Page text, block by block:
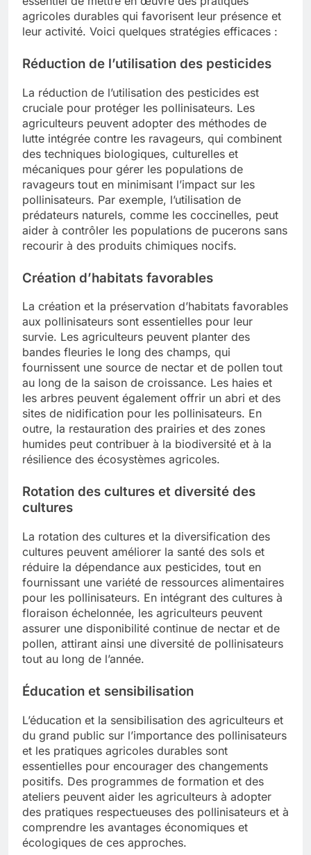
agricoles durables qui favorisent leur présence et
leur activité. Voici quelques stratégies efficaces :
Réduction de l’utilisation des pesticides
La réduction de l’utilisation des pesticides est
cruciale pour protéger les pollinisateurs. Les
agriculteurs peuvent adopter des méthodes de
lutte intégrée contre les ravageurs, qui combinent
des techniques biologiques, culturelles et
mécaniques pour gérer les populations de
ravageurs tout en minimisant l’impact sur les
pollinisateurs. Par exemple, l’utilisation de
prédateurs naturels, comme les coccinelles, peut
aider à contrôler les populations de pucerons sans
recourir à des produits chimiques nocifs.
Création d’habitats favorables
La création et la préservation d’habitats favorables
aux pollinisateurs sont essentielles pour leur
survie. Les agriculteurs peuvent planter des
bandes fleuries le long des champs, qui
fournissent une source de nectar et de pollen tout
au long de la saison de croissance. Les haies et
les arbres peuvent également offrir un abri et des
sites de nidification pour les pollinisateurs. En
outre, la restauration des prairies et des zones
humides peut contribuer à la biodiversité et à la
résilience des écosystèmes agricoles.
Rotation des cultures et diversité des
cultures
La rotation des cultures et la diversification des
cultures peuvent améliorer la santé des sols et
réduire la dépendance aux pesticides, tout en
fournissant une variété de ressources alimentaires
pour les pollinisateurs. En intégrant des cultures à
floraison échelonnée, les agriculteurs peuvent
assurer une disponibilité continue de nectar et de
pollen, attirant ainsi une diversité de pollinisateurs
tout au long de l’année.
Éducation et sensibilisation
L’éducation et la sensibilisation des agriculteurs et
du grand public sur l’importance des pollinisateurs
et les pratiques agricoles durables sont
essentielles pour encourager des changements
positifs. Des programmes de formation et des
ateliers peuvent aider les agriculteurs à adopter
des pratiques respectueuses des pollinisateurs et à
comprendre les avantages économiques et
écologiques de ces approches.